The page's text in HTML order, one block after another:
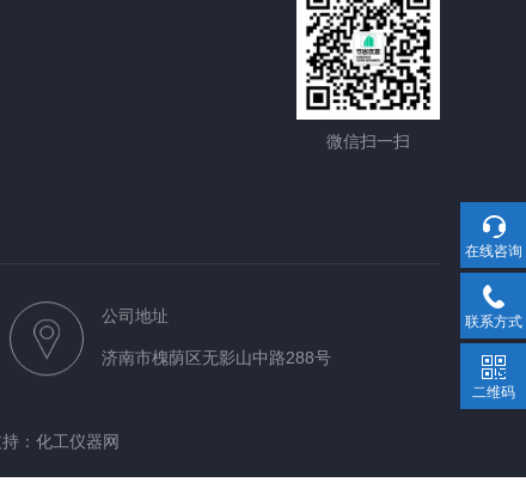
微信扫一扫
公司地址
济南市槐荫区无影山中路288号
： 化工仪器网
在线咨询
联系方式
二维码